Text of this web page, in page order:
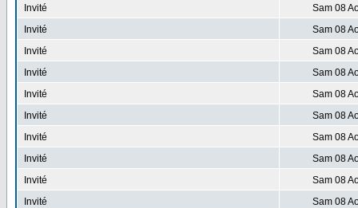
Invité
Sam 08
Invité
Sam 08
Invité
Sam 08
Invité
Sam 08
Invité
Sam 08
Invité
Sam 08
Invité
Sam 08
Invité
Sam 08
Invité
Sam 08
Invité
Sam 08